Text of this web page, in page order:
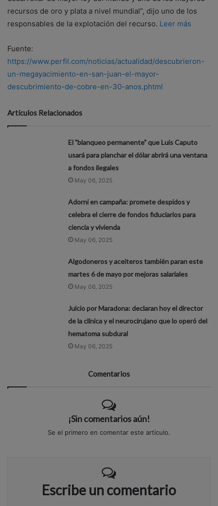
recursos de oro y plata a nivel mundial”, dijo uno de los
responsables de la explotación del recurso. Leer más
Fuente:
https://www.perfil.com/noticias/actualidad/descubrieron-
un-megayacimiento-en-san-juan-el-mayor-
descubrimiento-de-cobre-en-30-anos.phtml
Artículos Relacionados
El "blanqueo permanente" que Luis Caputo
usará para planchar el dólar abrirá una ventana
a fondos ilegales
May 06, 2025
Adorni en campaña: promete despidos y
celebra el cierre de fondos fiduciarios para
ciencia y vivienda
May 06, 2025
Algodoneros y aceiteros también paran este
martes 6 de mayo por mejoras salariales
May 06, 2025
Juicio por Maradona: declaran hoy el director
de la clínica y el neurocirujano que lo operó del
hematoma subdural
May 06, 2025
Comentarios
¡Sin comentarios aún!
Se el primero en comentar este artículo.
Escribe un comentario